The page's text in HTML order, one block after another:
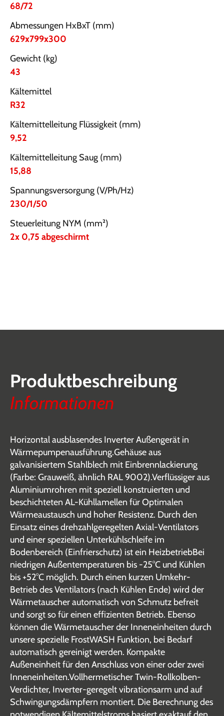
68/72
Abmessungen HxBxT (mm)
629x799x300
Gewicht (kg)
43
Kältemittel
R32
Kältemittelleitung Flüssigkeit (mm)
9,52
Kältemittelleitung Saug (mm)
15,88
Spannungsversorgung (V/Ph/Hz)
230/1/50
Steuerleitung NYM (mm²)
2x 0,75 abgeschirmt
Produktbeschreibung
Informationen
Horizontal ausblasendes Inverter Außengerät in
Wärmepumpenausführung.Gehäuse aus
galvanisiertem Stahlblech mit Einbrennlackierung
(Farbe: Grauweiß, ähnlich RAL 9002).Verflüssiger aus
Aluminiumrohren mit speziell konstruierten und
beschichteten AL-Kühllamellen für Optimalen
Wärmeaustausch und hoher Resistenz. Durch den
Einsatz eines drehzahlgeregelten Axial-Ventilators
und einer speziellen Unterkühlschleife im
Bodenbereich (Einfrierschutz) ist ein HeizbetriebBei
niedrigen Außentemperaturen bis -25°C und Kühlen
bis +52°C möglich. Durch einen kurzen Umkehr-
Betrieb des Ventilators (nach Kühlen Ende) wird der
Wärmetauscher automatisch von Schmutz befreit
und sorgt so für einen effizienten Betrieb. Ebenso
können die Wärmetauscher der Inneneinheiten durch
unsere spezielle FrostWASH Funktion, bei Bedarf
automatisch gereinigt werden. Kompakte
Außeneinheit für den Anschluss von einer oder zwei
Inneneinheiten.Vollhermetischer Twin-Rollkolben-
Verdichter, Inverter-geregelt vibrationsarm und auf
Schwingungsdämpfern montiert. Die Berechnung des